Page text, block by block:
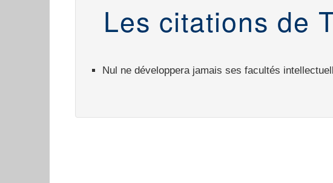
Les citations de
Nul ne développera jamais ses facultés